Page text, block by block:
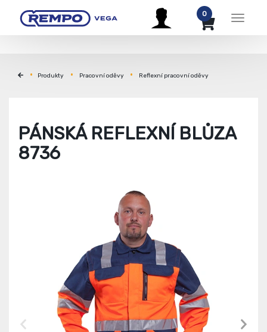
Menu
0
Produkty Pracovní oděvy Reflexní pracovní oděvy
PÁNSKÁ REFLEXNÍ BLŮZA
8736